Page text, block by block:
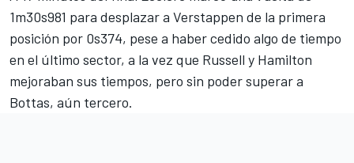
1m30s981 para desplazar a Verstappen de la primera
posición por 0s374, pese a haber cedido algo de tiempo
en el último sector, a la vez que Russell y Hamilton
mejoraban sus tiempos, pero sin poder superar a
Bottas, aún tercero.